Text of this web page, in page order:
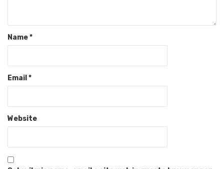
Name*
Email *
Website